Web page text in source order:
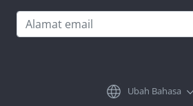
Ubah Bahasa